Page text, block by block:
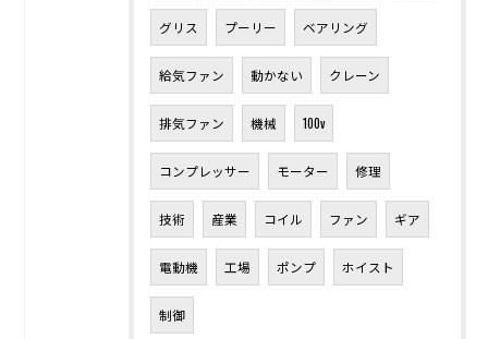
グリス プーリー ベアリング
給気ファン 動かない クレーン
排気ファン 機械 100v
コンプレッサー モーター 修理
技術 産業 コイル ファン ギア
電動機 工場 ポンプ ホイスト
制御